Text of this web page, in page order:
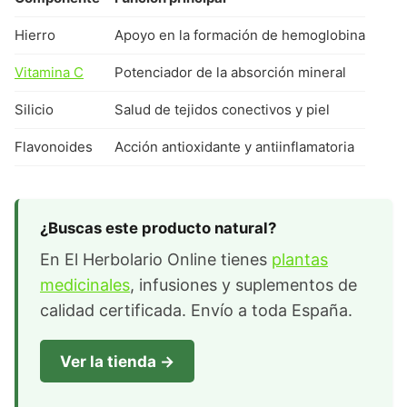
Hierro Apoyo en la formación de hemoglobina
Vitamina C Potenciador de la absorción mineral
Silicio Salud de tejidos conectivos y piel
Flavonoides Acción antioxidante y antiinflamatoria
¿Buscas este producto natural?
En El Herbolario Online tienes plantas
medicinales, infusiones y suplementos de
calidad certificada. Envío a toda España.
Ver la tienda →